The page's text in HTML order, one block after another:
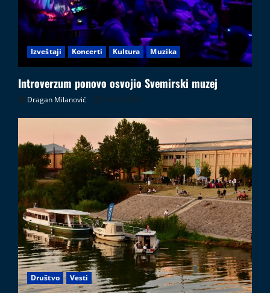
Izveštaji Koncerti Kultura Muzika
Introverzum ponovo osvojio Svemirski muzej
Dragan Milanović 28.07.2026
Društvo Vesti